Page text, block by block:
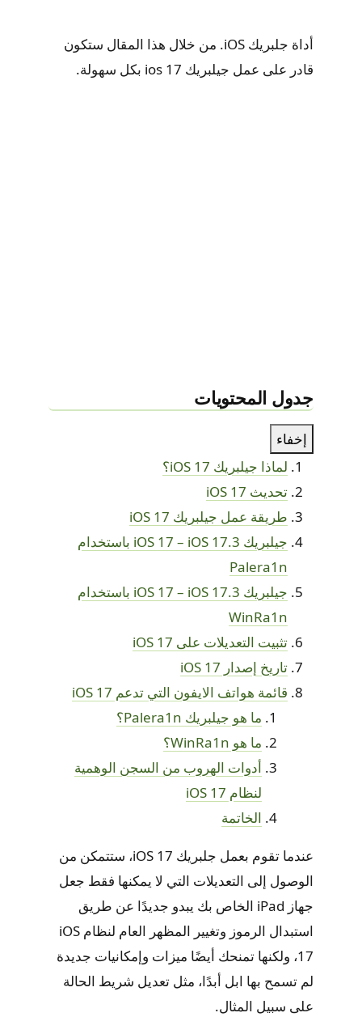
أداة جلبريك iOS. من خلال هذا المقال ستكون
قادر على عمل جيلبريك ios 17 بكل سهولة.
جدول المحتويات
إخفاء
لماذا جيلبريك iOS 17؟
تحديث iOS 17
طريقة عمل جيلبريك iOS 17
جيلبريك iOS 17 – iOS 17.3 باستخدام
Palera1n
​​​​​جيلبريك iOS 17 – iOS 17.3 باستخدام
WinRa1n
تثبيت التعديلات على iOS 17
تاريخ إصدار iOS 17
قائمة هواتف الايفون التي تدعم iOS 17
ما هو جيلبريك Palera1n؟
ما هو WinRa1n؟
أدوات الهروب من السجن الوهمية
لنظام iOS 17
الخاتمة
عندما تقوم بعمل جلبريك iOS 17، ستتمكن من
الوصول إلى التعديلات التي لا يمكنها فقط جعل
جهاز iPad الخاص بك يبدو جديدًا عن طريق
استبدال الرموز وتغيير المظهر العام لنظام iOS
17، ولكنها تمنحك أيضًا ميزات وإمكانيات جديدة
لم تسمح بها ابل أبدًا، مثل تعديل شريط الحالة
على سبيل المثال.